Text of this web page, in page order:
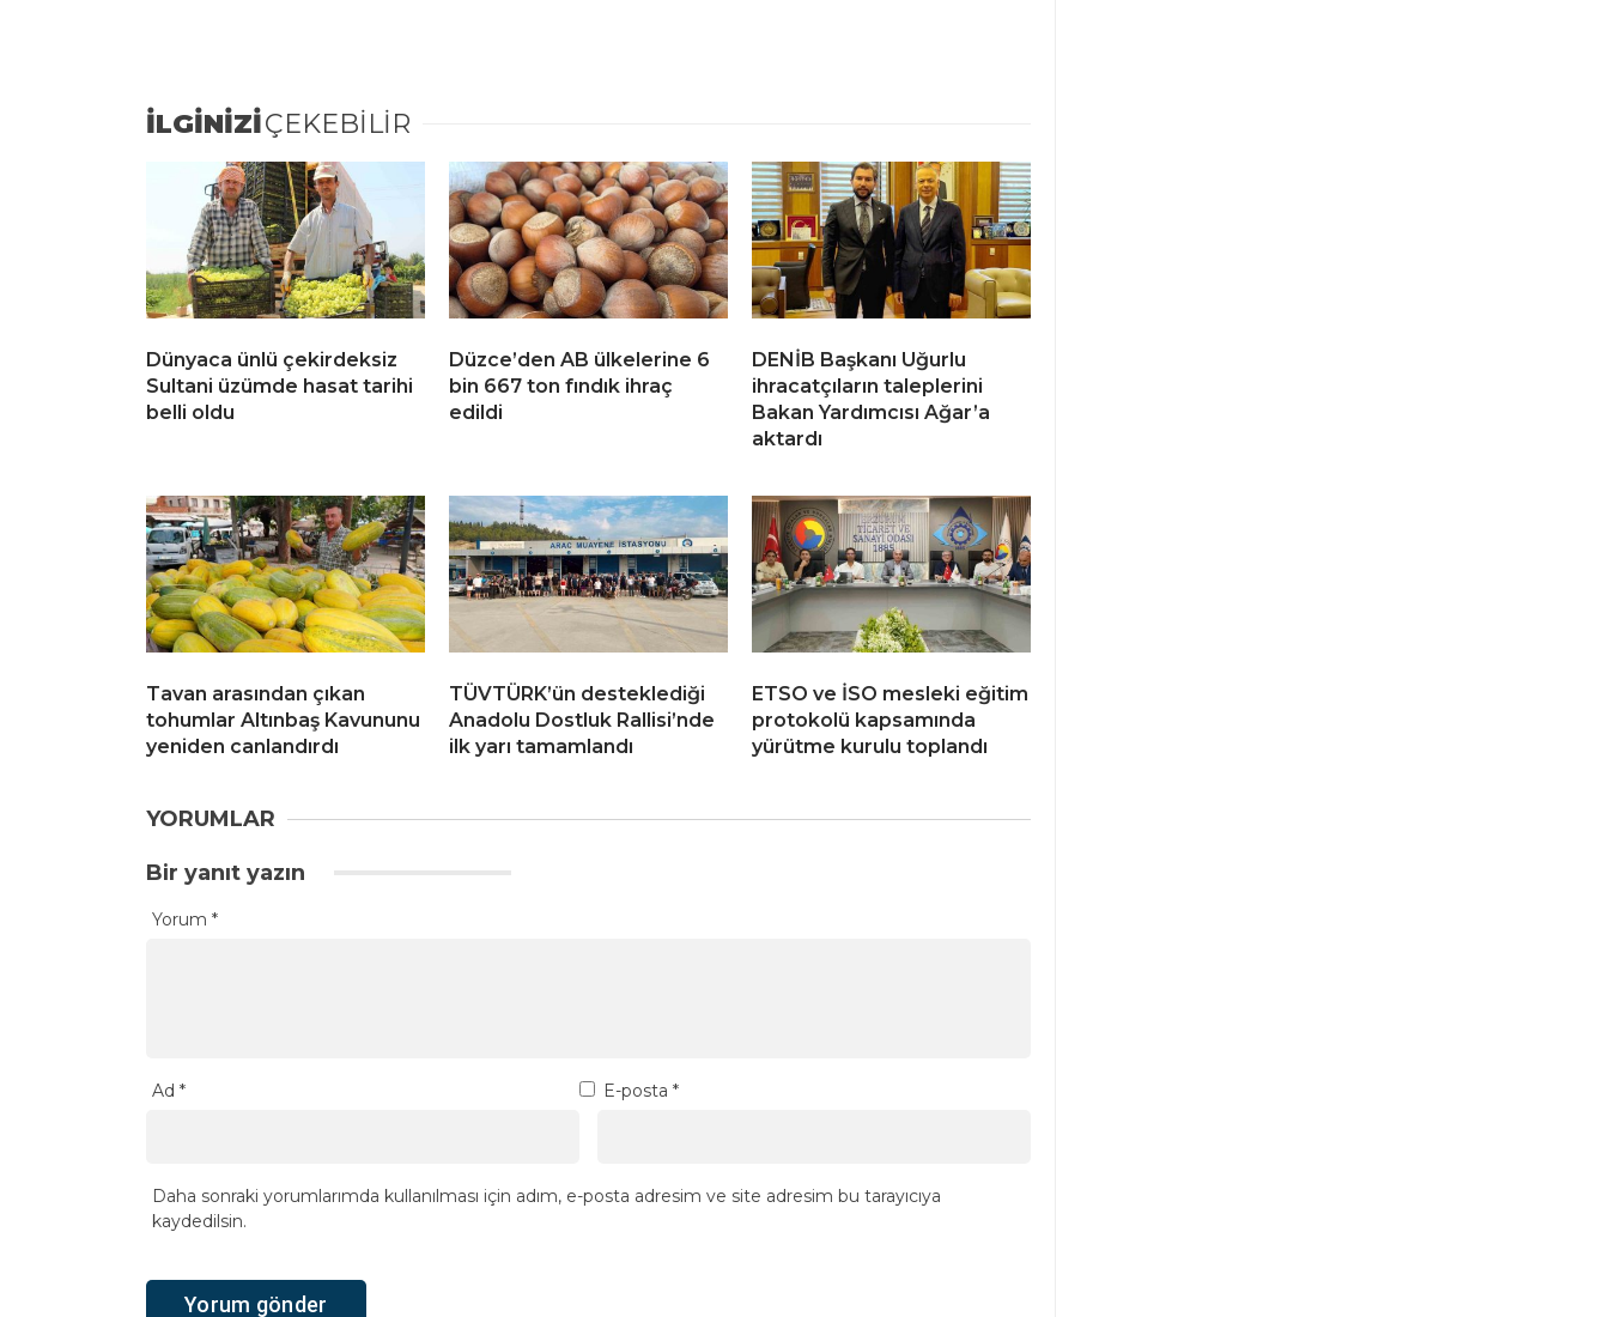
İLGİNİZİÇEKEBİLİR
Dünyaca ünlü çekirdeksiz
Sultani üzümde hasat tarihi
belli oldu
Düzce’den AB ülkelerine 6
bin 667 ton fındık ihraç
edildi
DENİB Başkanı Uğurlu
ihracatçıların taleplerini
Bakan Yardımcısı Ağar’a
aktardı
Tavan arasından çıkan
tohumlar Altınbaş Kavununu
yeniden canlandırdı
TÜVTÜRK’ün desteklediği
Anadolu Dostluk Rallisi’nde
ilk yarı tamamlandı
ETSO ve İSO mesleki eğitim
protokolü kapsamında
yürütme kurulu toplandı
YORUMLAR
Bir yanıt yazın
Yorum *
Ad * E-posta *
Daha sonraki yorumlarımda kullanılması için adım, e-posta adresim ve site adresim bu tarayıcıya
kaydedilsin.